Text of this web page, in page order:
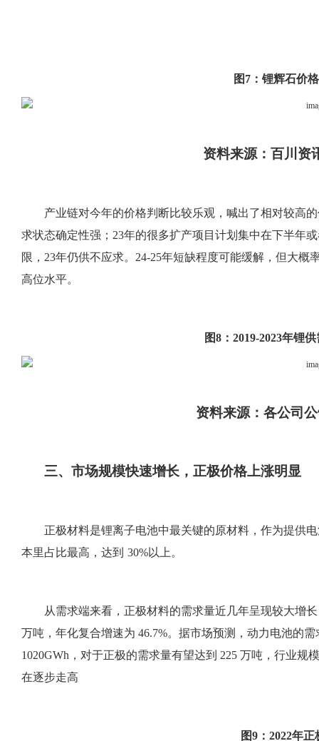
图7：锂辉石价
资料来源：百川资
产业链对今年的价格判断比较乐观，喊出了相对较高
求状态确定性强；23年的很多扩产项目计划集中在下半年
限，23年仍供不应求。24-25年短缺程度可能缓解，但大
高位水平。
图8：2019-2023年锂
资料来源：各公司
三、 市场规模快速增长，正极价格上涨明显
正极材料是锂离子电池中最关键的原材料，作为提供
本里占比最高，达到 30%以上。
从需求端来看，正极材料的需求量近几年呈现较大增
万吨，年化复合增速为 46.7%。据市场预测，动力电池的
1020GWh，对于正极的需求量有望达到 225 万吨，行业
在逐步走高
图9：2022年